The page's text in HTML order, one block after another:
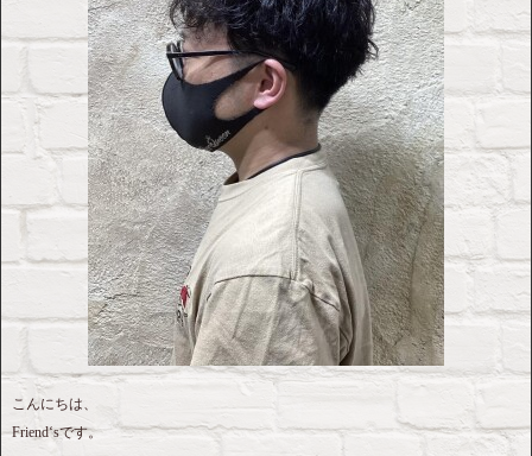
こんにちは、
Friend‘sです。